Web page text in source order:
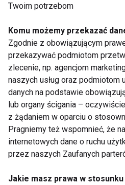
dr Aleksandra Czarnewicz-
ZDROWE ODCHUDZANIE
DIETA ODCHUDZAJĄCA
ZASADY ODCHUDZANIA
Twoim potrzebom
Komu możemy przekazać
Zgodnie z obowiązującym
przekazywać podmiotom
zlecenie, np. agencjom
naszych usług oraz podmiotom
danych na podstawie
lub organy ścigania –
z żądaniem w oparciu o
Pragniemy też wspomnieć, że
internetowych dane o ruchu
przez naszych Zaufanych
Jakie masz prawa w